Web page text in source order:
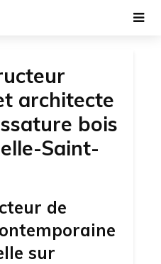
architecte
bois
Saint-
de
sur